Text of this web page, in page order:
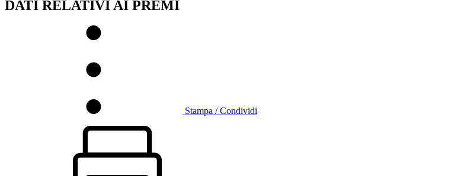
DATI RELATIVI AI PREMI
Stampa / Condividi